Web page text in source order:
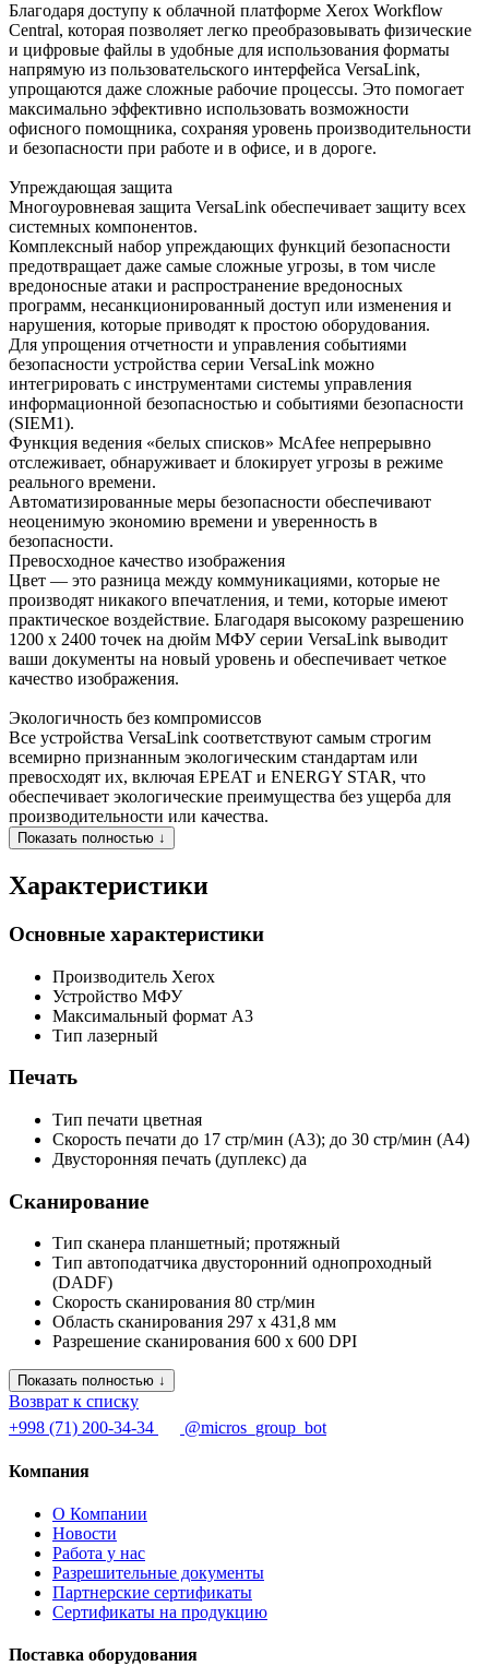
Благодаря доступу к облачной платформе Xerox Workflow
Central, которая позволяет легко преобразовывать физические
и цифровые файлы в удобные для использования форматы
напрямую из пользовательского интерфейса VersaLink,
упрощаются даже сложные рабочие процессы. Это помогает
максимально эффективно использовать возможности
офисного помощника, сохраняя уровень производительности
и безопасности при работе и в офисе, и в дороге.
Упреждающая защита
Многоуровневая защита VersaLink обеспечивает защиту всех
системных компонентов.
Комплексный набор упреждающих функций безопасности
предотвращает даже самые сложные угрозы, в том числе
вредоносные атаки и распространение вредоносных
программ, несанкционированный доступ или изменения и
нарушения, которые приводят к простою оборудования.
Для упрощения отчетности и управления событиями
безопасности устройства серии VersaLink можно
интегрировать с инструментами системы управления
информационной безопасностью и событиями безопасности
(SIEM1).
Функция ведения «белых списков» McAfee непрерывно
отслеживает, обнаруживает и блокирует угрозы в режиме
реального времени.
Автоматизированные меры безопасности обеспечивают
неоценимую экономию времени и уверенность в
безопасности.
Превосходное качество изображения
Цвет — это разница между коммуникациями, которые не
производят никакого впечатления, и теми, которые имеют
практическое воздействие. Благодаря высокому разрешению
1200 x 2400 точек на дюйм МФУ серии VersaLink выводит
ваши документы на новый уровень и обеспечивает четкое
качество изображения.
Экологичность без компромиссов
Все устройства VersaLink соответствуют самым строгим
всемирно признанным экологическим стандартам или
превосходят их, включая EPEAT и ENERGY STAR, что
обеспечивает экологические преимущества без ущерба для
производительности или качества.
Показать полностью ↓
Характеристики
Основные характеристики
Производитель Xerox
Устройство МФУ
Максимальный формат А3
Тип лазерный
Печать
Тип печати цветная
Скорость печати до 17 стр/мин (A3); до 30 стр/мин (A4)
Двусторонняя печать (дуплекс) да
Сканирование
Тип сканера планшетный; протяжный
Тип автоподатчика двусторонний однопроходный
(DADF)
Скорость сканирования 80 стр/мин
Область сканирования 297 x 431,8 мм
Разрешение сканирования 600 x 600 DPI
Показать полностью ↓
Возврат к списку
+998 (71) 200-34-34
@micros_group_bot
Компания
О Компании
Новости
Работа у нас
Разрешительные документы
Партнерские сертификаты
Сертификаты на продукцию
Поставка оборудования